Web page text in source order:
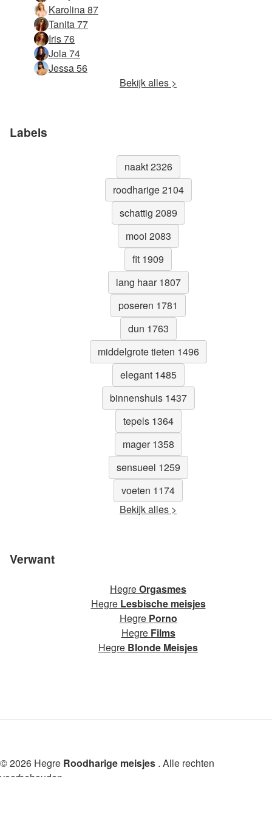
Karolina 87
Tanita 77
Iris 76
Jola 74
Jessa 56
Bekijk alles >
Labels
naakt 2326
roodharige 2104
schattig 2089
mooi 2083
fit 1909
lang haar 1807
poseren 1781
dun 1763
middelgrote tieten 1496
elegant 1485
binnenshuis 1437
tepels 1364
mager 1358
sensueel 1259
voeten 1174
Bekijk alles >
Verwant
HegreOrgasmes
Hegre Lesbische meisjes
Hegre Porno
Hegre Films
Hegre Blonde Meisjes
© 2026 Hegre Roodharige meisjes . Alle rechten
voorbehouden.